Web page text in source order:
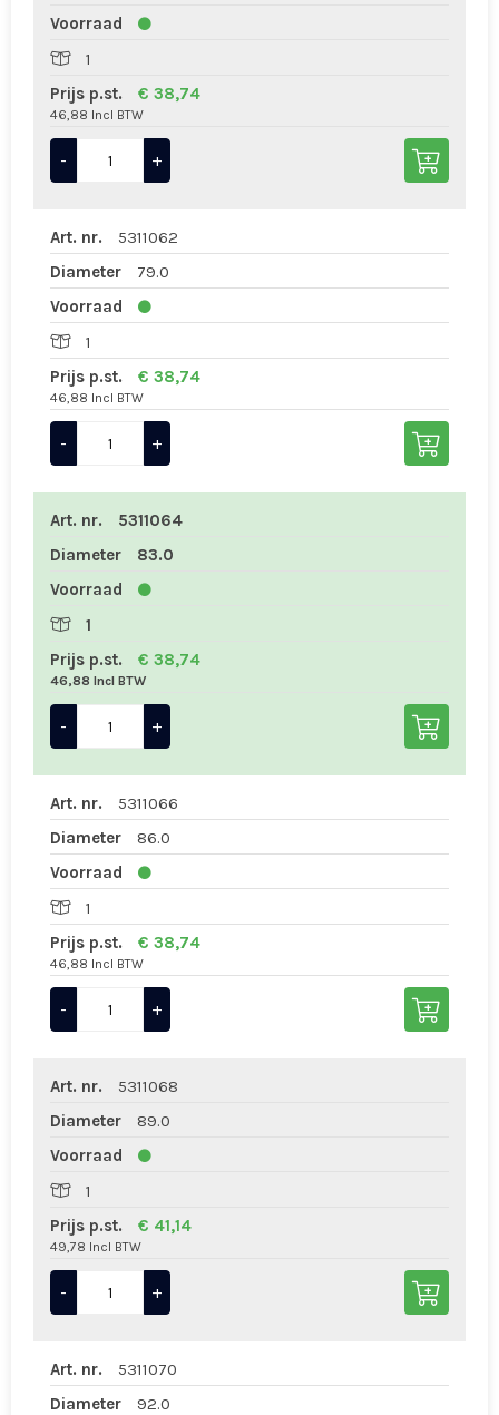
Voorraad
1
Prijs p.st.
€ 38,74
46,88 Incl BTW
- +
Art. nr.
5311062
Diameter
79.0
Voorraad
1
Prijs p.st.
€ 38,74
46,88 Incl BTW
- +
Art. nr.
5311064
Diameter
83.0
Voorraad
1
Prijs p.st.
€ 38,74
46,88 Incl BTW
- +
Art. nr.
5311066
Diameter
86.0
Voorraad
1
Prijs p.st.
€ 38,74
46,88 Incl BTW
- +
Art. nr.
5311068
Diameter
89.0
Voorraad
1
Prijs p.st.
€ 41,14
49,78 Incl BTW
- +
Art. nr.
5311070
Diameter
92.0